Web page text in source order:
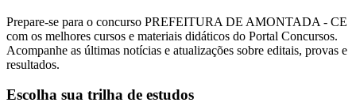
Prepare-se para o concurso PREFEITURA DE AMONTADA - CE
com os melhores cursos e materiais didáticos do Portal Concursos.
Acompanhe as últimas notícias e atualizações sobre editais, provas e
resultados.
Escolha sua trilha de estudos